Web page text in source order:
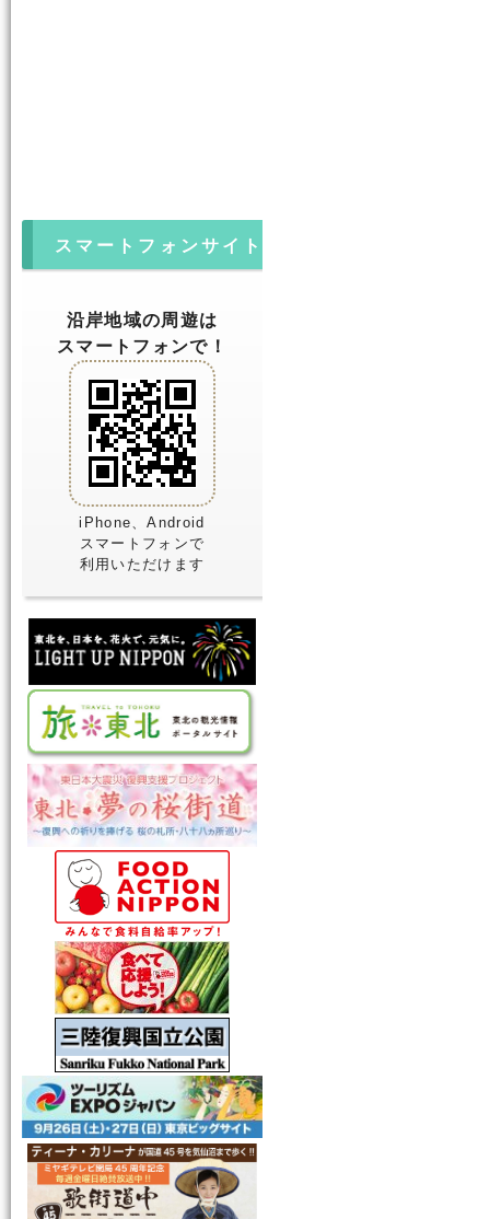
スマートフォンサイト
沿岸地域の周遊は
スマートフォンで！
iPhone、Android
スマートフォンで
利用いただけます